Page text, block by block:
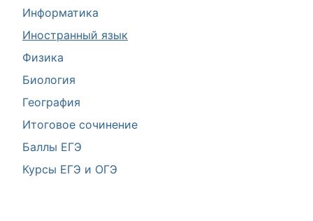
Информатика
Иностранный язык
Физика
Биология
География
Итоговое сочинение
Баллы ЕГЭ
Курсы ЕГЭ и ОГЭ